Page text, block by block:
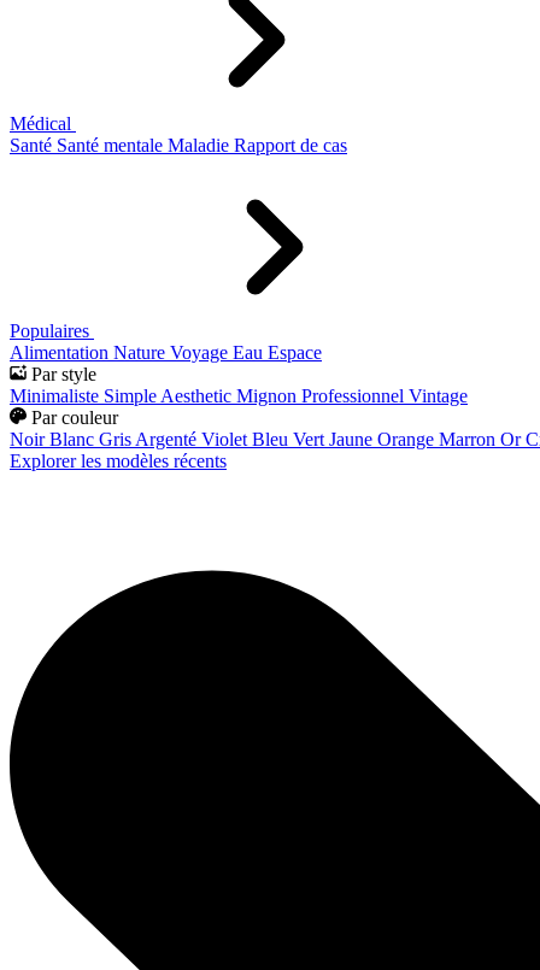
Médical
Santé Santé mentale Maladie Rapport de cas
Populaires
Alimentation Nature Voyage Eau Espace
Par style
Minimaliste Simple Aesthetic Mignon Professionnel Vintage
Par couleur
Noir Blanc Gris Argenté Violet Bleu Vert Jaune Orange Marron Or
Explorer les modèles récents